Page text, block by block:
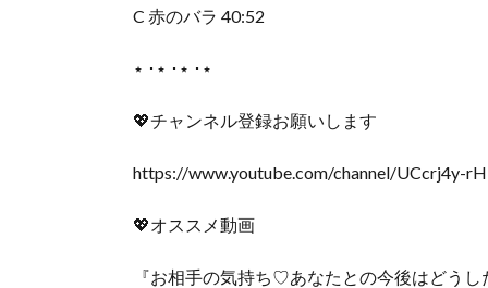
C 赤のバラ 40:52
‎⋆ ･‎⋆ ･‎⋆ ･‎⋆
💖チャンネル登録お願いします
https://www.youtube.com/channel/UCcrj4y-
💖オススメ動画
『お相手の気持ち♡あなたとの今後はどうし